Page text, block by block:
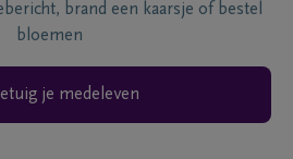
brand een kaarsje of bestel
bloemen
je medeleven